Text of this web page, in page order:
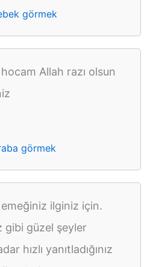
görmek
Allah razı olsun
görmek
ilginiz için.
gibi güzel şeyler
hızlı yanıtladığınız